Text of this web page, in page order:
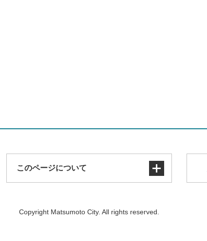
このページについて
著作権・免責事項・リンク
Copyright Matsumoto City. All rights reserved.